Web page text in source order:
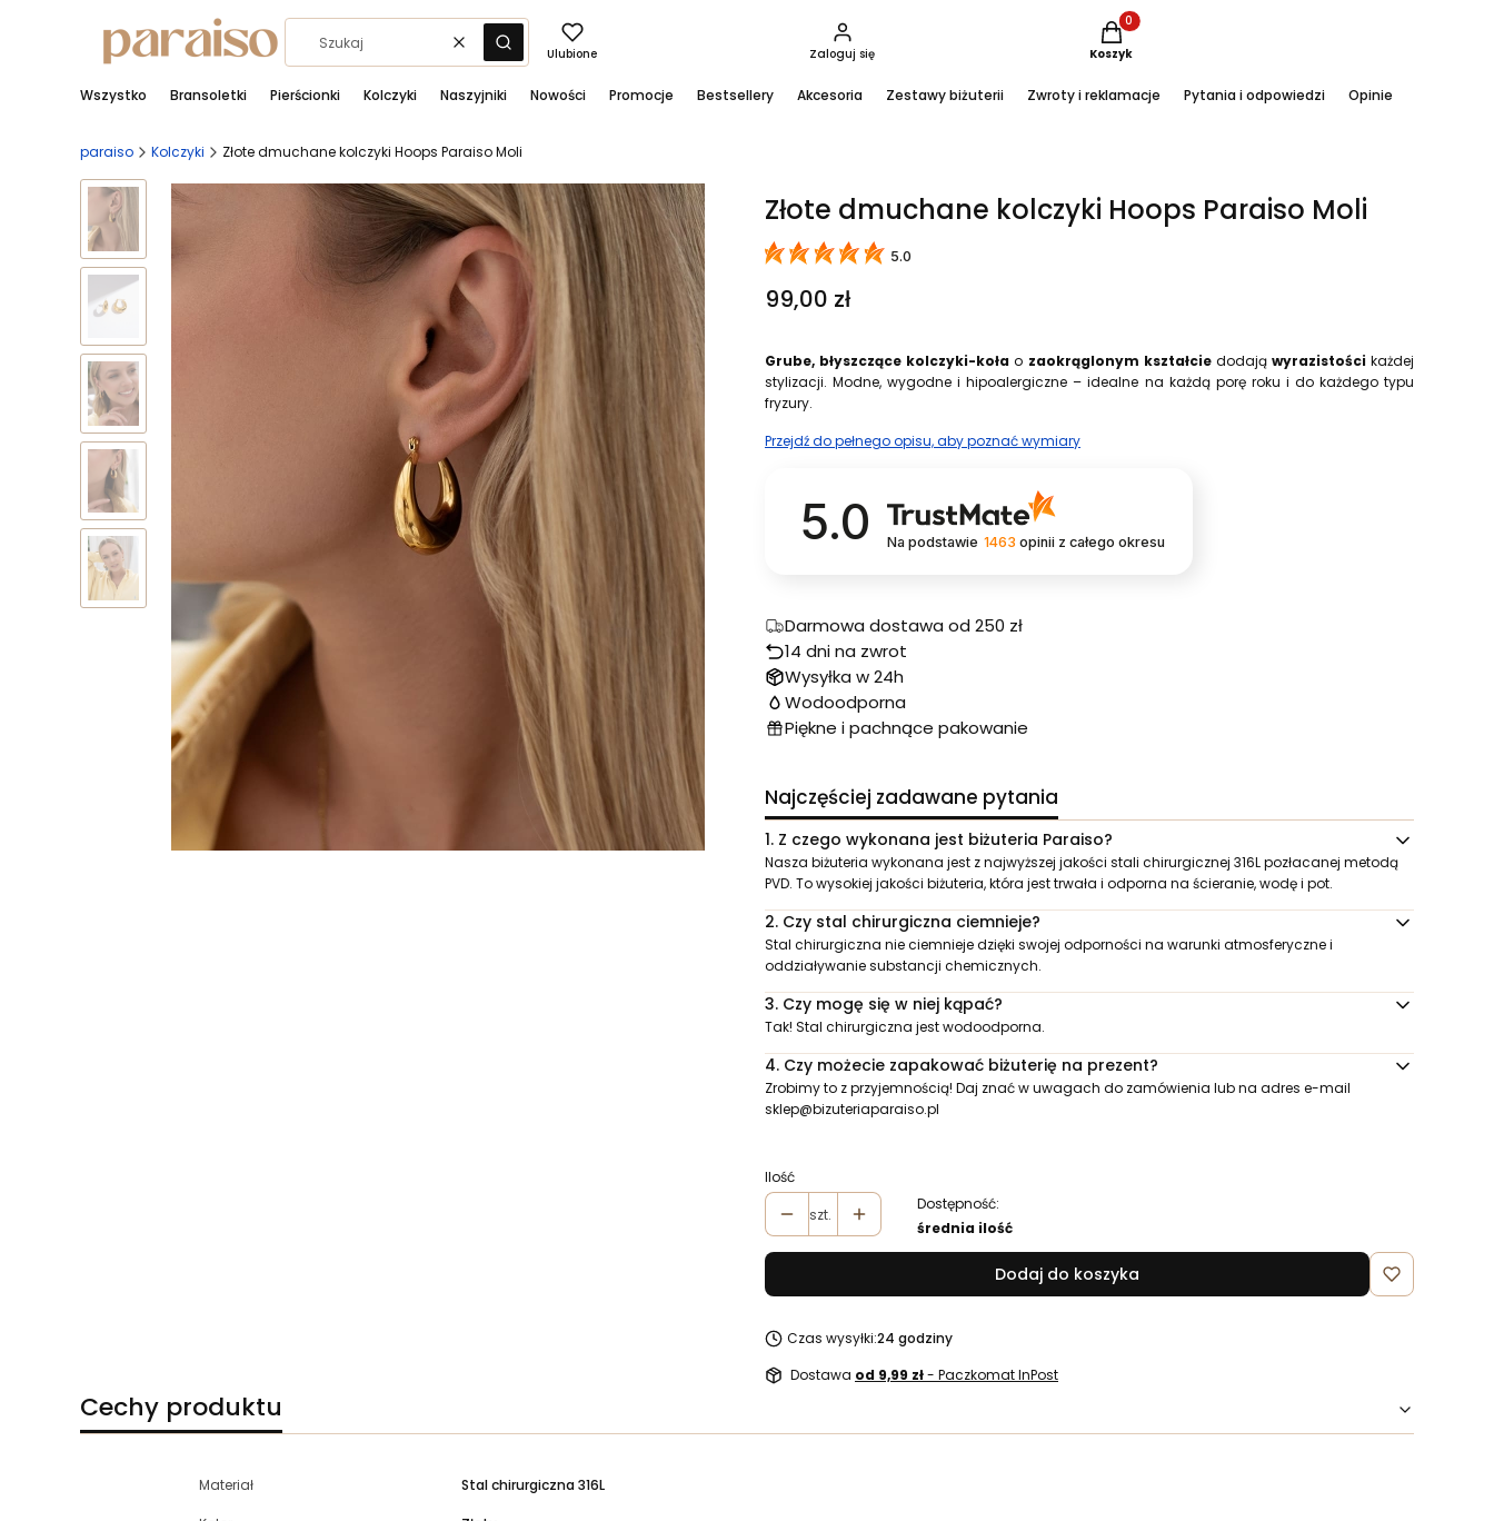
WyczyśćSzukaj Ulubione Zaloguj się
Produkty w koszyku: 0. Zobacz szczegóły
Koszyk
Wszystko Bransoletki Pierścionki Kolczyki Naszyjniki Nowości Promocje Bestsellery Akcesoria Zestawy biżuterii Zwroty i reklamacje Pytania i odpowiedzi Opinie
paraiso Kolczyki Złote dmuchane kolczyki Hoops Paraiso Moli
Złote dmuchane kolczyki Hoops Paraiso Moli
5.0
Cena
99,00 zł
Grube, błyszczące kolczyki-koła o zaokrąglonym kształciedodają wyrazistości każdej
stylizacji. Modne, wygodne i hipoalergiczne – idealne na każdą porę roku i do każdego typu
fryzury.
Przejdź do pełnego opisu, aby poznać wymiary
5.0 Na podstawie 1463 opinii z całego okresu
Darmowa dostawa od 250 zł
14 dni na zwrot
Wysyłka w 24h
Wodoodporna
Piękne i pachnące pakowanie
Najczęściej zadawane pytania
1. Z czego wykonana jest biżuteria Paraiso?
Nasza biżuteria wykonana jest z najwyższej jakości stali chirurgicznej 316L pozłacanej metodą
PVD. To wysokiej jakości biżuteria, która jest trwała i odporna na ścieranie, wodę i pot.
2. Czy stal chirurgiczna ciemnieje?
Stal chirurgiczna nie ciemnieje dzięki swojej odporności na warunki atmosferyczne i
oddziaływanie substancji chemicznych.
3. Czy mogę się w niej kąpać?
Tak! Stal chirurgiczna jest wodoodporna.
4. Czy możecie zapakować biżuterię na prezent?
Zrobimy to z przyjemnością! Daj znać w uwagach do zamówienia lub na adres e-mail
sklep@bizuteriaparaiso.pl
Ilość
szt.
Dostępność:
średnia ilość
Dodaj do koszyka
Czas wysyłki:24 godziny
Dostawa od 9,99 zł- Paczkomat InPost
Cechy produktu
Materiał Stal chirurgiczna 316L